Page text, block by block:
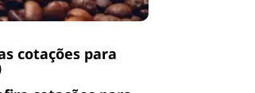
cotações para